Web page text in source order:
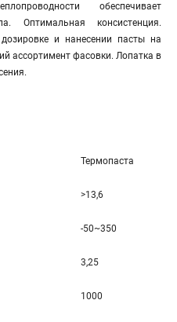
обеспечивает
Оптимальная консистенция.
и нанесении пасты на
ассортимент фасовки. Лопатка в
Термопаста
>13,6
-50~350
3,25
1000